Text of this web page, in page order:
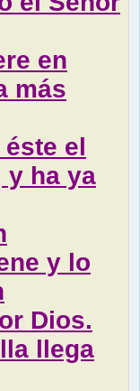
en
más
el
y ha ya
y lo
Dios.
llega